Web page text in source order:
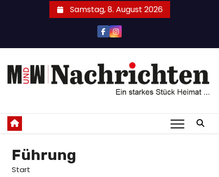
Samstag, 8. August 2026
Führung
Start